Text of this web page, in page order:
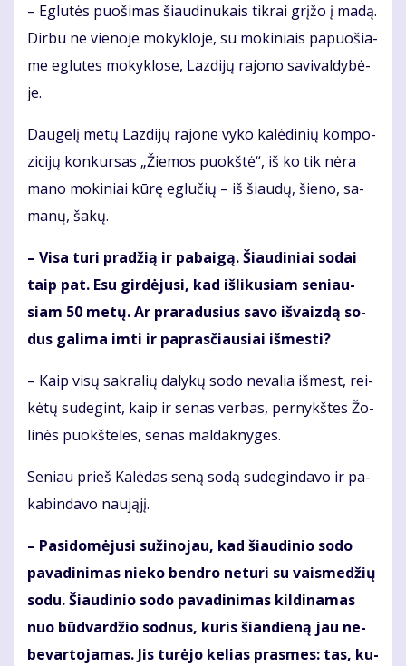
– Eg­lu­tės puo­ši­mas šiau­di­nu­kais tik­rai grį­žo į ma­dą.
Dir­bu ne vie­no­je mo­kyk­lo­je, su mo­ki­niais pa­puo­šia­
me eg­lu­tes mo­kyk­lo­se, Laz­di­jų ra­jo­no sa­vi­val­dy­bė­
je.
Dau­ge­lį me­tų Laz­di­jų ra­jo­ne vy­ko ka­lė­di­nių kom­po­
zi­ci­jų kon­kur­sas „Žie­mos puokš­tė“, iš ko tik nė­ra
ma­no mo­ki­niai kū­rę eg­lu­čių – iš šiau­dų, šie­no, sa­
ma­nų, ša­kų.
– Vi­sa tu­ri pra­džią ir pa­bai­gą. Šiau­di­niai so­dai
taip pat. Esu gir­dė­ju­si, kad iš­li­ku­siam se­niau­
siam 50 me­tų. Ar pra­ra­du­sius sa­vo iš­vaiz­dą so­
dus ga­li­ma im­ti ir pa­pras­čiau­siai iš­mes­ti?
– Kaip vi­sų sak­ra­lių da­ly­kų so­do ne­va­lia iš­mest, rei­
kė­tų su­de­gint, kaip ir se­nas ver­bas, per­nykš­tes Žo­
li­nės puokš­te­les, se­nas mal­dak­ny­ges.
Se­niau prieš Ka­lė­das se­ną so­dą su­de­gin­da­vo ir pa­
ka­bin­da­vo nau­ją­jį.
– Pa­si­do­mė­ju­si su­ži­no­jau, kad šiau­di­nio so­do
pa­va­di­ni­mas nie­ko ben­dro ne­tu­ri su vais­me­džių
so­du. Šiau­di­nio so­do pa­va­di­ni­mas kil­di­na­mas
nuo būd­var­džio sod­nus, ku­ris šian­die­ną jau ne­
be­var­to­ja­mas. Jis tu­rė­jo ke­lias pras­mes: tas, ku­